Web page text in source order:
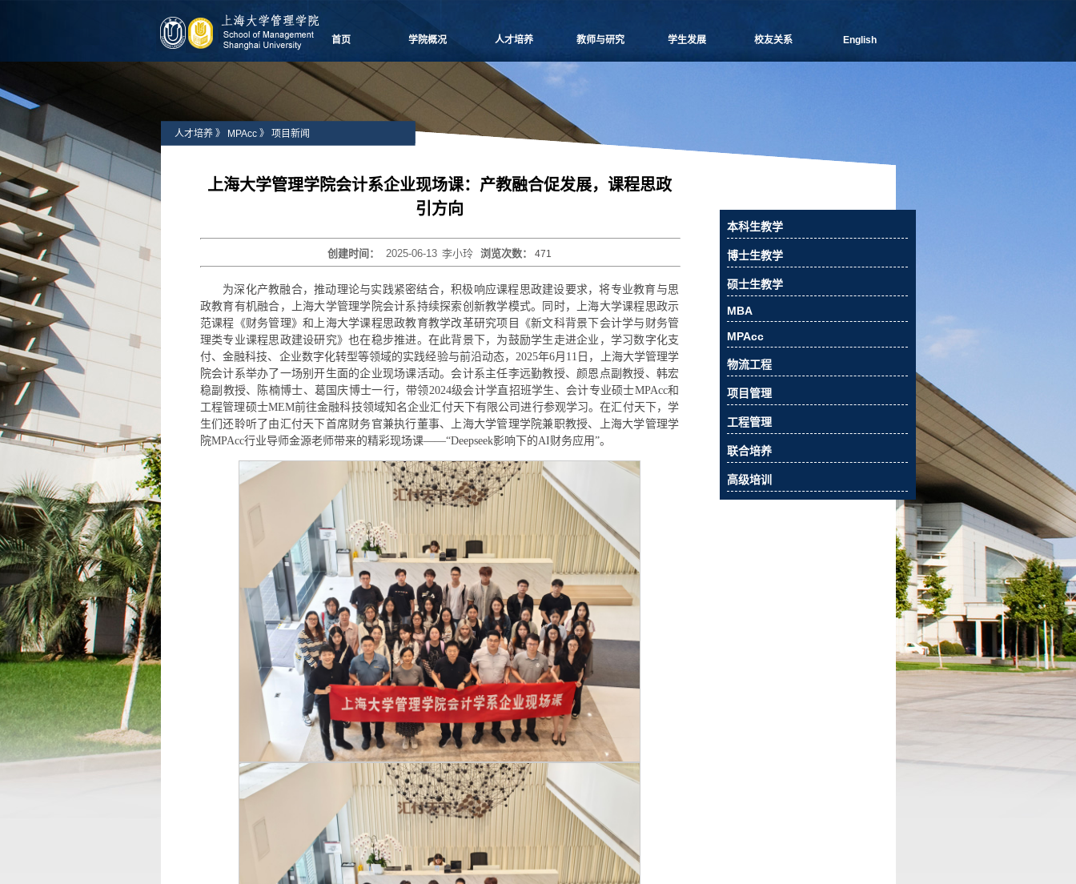
首页 学院概况
学院愿景
院长致辞
学院介绍
党群组织
学系设置
学院制度
学院视频
学院宣传
人才培养
本科生教学
博士生教学
硕士生教学
MBA
物流工程
联合培养
高级培训
教师与研究
人事专栏
研究中心
科研项目
博士生导师
学生发展 校友关系
活动预告
相关下载
联系我们
English
人才培养 》 MPAcc 》 项目新闻
上海大学管理学院会计系企业现场课：产教融合促发展，课程思政
引方向
创建时间： 2025-06-13 李小玲 浏览次数： 471
为深化产教融合，推动理论与实践紧密结合，积极响应课程思政建设要求，将专业教育与思
政教育有机融合，上海大学管理学院会计系持续探索创新教学模式。同时，上海大学课程思政示
范课程《财务管理》和上海大学课程思政教育教学改革研究项目《新文科背景下会计学与财务管
理类专业课程思政建设研究》也在稳步推进。在此背景下，为鼓励学生走进企业，学习数字化支
付、金融科技、企业数字化转型等领域的实践经验与前沿动态，2025年6月11日，上海大学管理学
院会计系举办了一场别开生面的企业现场课活动。会计系主任李远勤教授、颜恩点副教授、韩宏
稳副教授、陈楠博士、葛国庆博士一行，带领2024级会计学直招班学生、会计专业硕士MPAcc和
工程管理硕士MEM前往金融科技领域知名企业汇付天下有限公司进行参观学习。在汇付天下，学
生们还聆听了由汇付天下首席财务官兼执行董事、上海大学管理学院兼职教授、上海大学管理学
院MPAcc行业导师金源老师带来的精彩现场课——“Deepseek影响下的AI财务应用”。
本科生教学
博士生教学
硕士生教学
MBA
MPAcc
物流工程
项目管理
工程管理
联合培养
高级培训